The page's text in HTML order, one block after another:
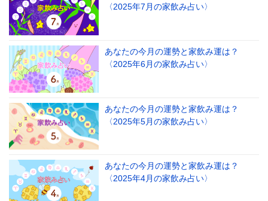
〈2025年7月の家飲み占い〉
あなたの今月の運勢と家飲み運は？
〈2025年6月の家飲み占い〉
あなたの今月の運勢と家飲み運は？
〈2025年5月の家飲み占い〉
あなたの今月の運勢と家飲み運は？
〈2025年4月の家飲み占い〉